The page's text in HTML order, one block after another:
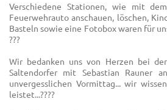
Verschiedene Stationen, wie mit
Feuerwehrauto anschauen, löschen,
Basteln sowie eine Fotobox waren für
??‍?
Wir bedanken uns von Herzen bei
Saltendorfer mit Sebastian Rauner
unvergesslichen Vormittag... wir
leistet...???‍?